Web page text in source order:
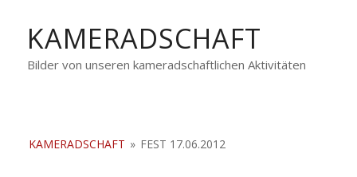
KAMERADSCHAFT
Bilder von unseren kameradschaftlichen Aktivitäten
KAMERADSCHAFT » FEST 17.06.2012